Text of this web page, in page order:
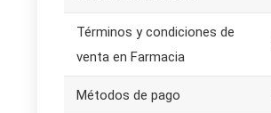
Términos y condiciones de
venta en Farmacia
Métodos de pago